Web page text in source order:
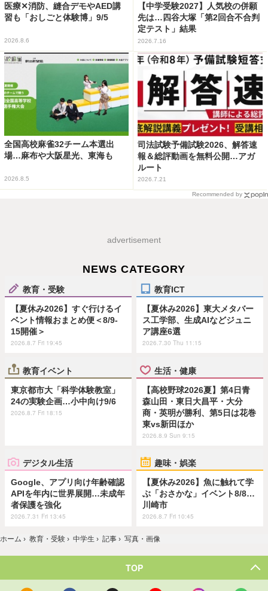
医療✕消防、縫合デモやAED講
習も「おしごと体験博」9/5
2026.8.6
【中学受験2027】人気校の併願
先は…四谷大塚「第2回合不合判
定テスト」結果
2026.7.16
全国高校麻雀32チーム本選出
場…麻布や大阪星光、東海も
2026.8.5
司法試験予備試験2026、解答速
報＆総評動画を無料公開…アガ
ルート
2026.7.21
Recommended by
advertisement
NEWS CATEGORY
教育・受験
【夏休み2026】すぐ行けるイ
ベント情報おまとめ便＜8/9-
15開催＞
2026.8.7 Fri 19:45
教育ICT
【夏休み2026】東大メタバー
ス工学部、生成AIなどジュニ
ア講座6選
2026.7.30 Thu 11:15
教育イベント
東京都市大「科学体験教室」
24の実験企画…小中向け9/6
2026.8.7 Fri 18:15
生活・健康
【高校野球2026夏】第4日青
森山田・東日大昌平・大分
商・英明が勝利、第5日は花巻
東vs新田ほか
2026.8.9 Sun 9:15
デジタル生活
Google、アプリ向け年齢確認
APIを年内に世界展開…未成年
者保護を強化
2026.7.31 Fri 13:45
趣味・娯楽
【夏休み2026】魚に触れて学
ぶ「おさかな」イベント8/8…
川崎市
2026.8.7 Fri 10:45
ホーム › 教育・受験 › 中学生 › 記事 › 写真・画像
TOP